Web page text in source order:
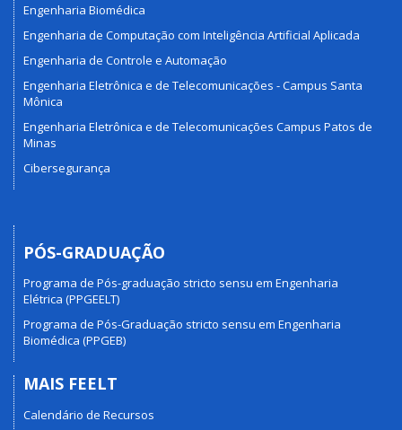
Engenharia Biomédica
Engenharia de Computação com Inteligência Artificial Aplicada
Engenharia de Controle e Automação
Engenharia Eletrônica e de Telecomunicações - Campus Santa
Mônica
Engenharia Eletrônica e de Telecomunicações Campus Patos de
Minas
Cibersegurança
PÓS-GRADUAÇÃO
Programa de Pós-graduação stricto sensu em Engenharia
Elétrica (PPGEELT)
Programa de Pós-Graduação stricto sensu em Engenharia
Biomédica (PPGEB)
MAIS FEELT
Calendário de Recursos